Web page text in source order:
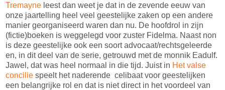
Tremayne leest dan weet je dat in de zevende eeuw van
onze jaartelling heel veel geestelijke zaken op een andere
manier georganiseerd waren dan nu. De hoofdrol in zijn
(fictie)boeken is weggelegd voor zuster Fidelma. Naast non
is deze geestelijke ook een soort advocaat/rechtsgeleerde
en, in dit deel van de serie, getrouwd met de monnik Eadulf.
Jawel, dat was heel normaal in die tijd. Juist in Het valse
concilie speelt het naderende celibaat voor geestelijken
een belangrijke rol en dat is niet direct in het voordeel van